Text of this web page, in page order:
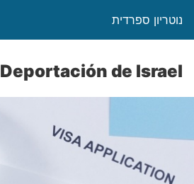
נוטריון ספרדית
Deportación de Israel